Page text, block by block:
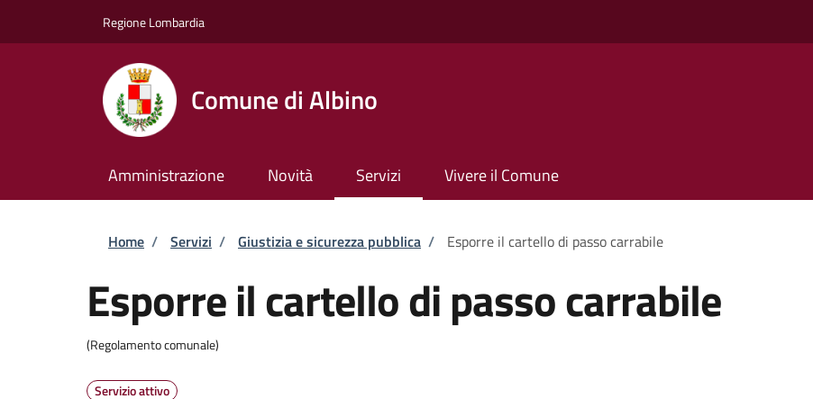
Regione Lombardia
Comune di Albino
Amministrazione Novità Servizi Vivere il Comune
Briciole di pane
Home / Servizi / Giustizia e sicurezza pubblica / Esporre il cartello di passo carrabile
Esporre il cartello di passo carrabile
(Regolamento comunale)
Servizio attivo